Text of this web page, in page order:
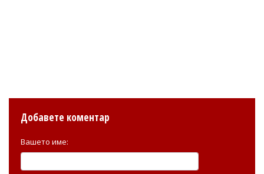
Добавете коментар
Вашето име: